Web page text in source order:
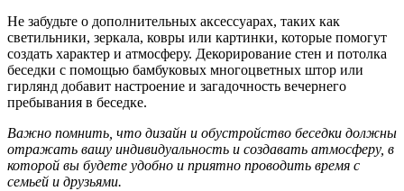
Не забудьте о дополнительных аксессуарах, таких как
светильники, зеркала, ковры или картинки, которые помогут
создать характер и атмосферу. Декорирование стен и потолка
беседки с помощью бамбуковых многоцветных штор или
гирлянд добавит настроение и загадочность вечернего
пребывания в беседке.
Важно помнить, что дизайн и обустройство беседки должны
отражать вашу индивидуальность и создавать атмосферу, в
которой вы будете удобно и приятно проводить время с
семьей и друзьями.